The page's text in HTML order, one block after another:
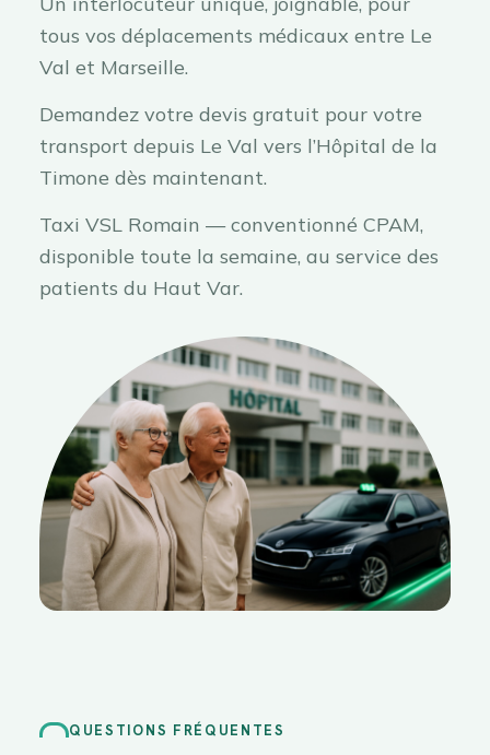
tous vos déplacements médicaux entre Le
Val et Marseille.
Demandez votre devis gratuit pour votre
transport depuis Le Val vers l’Hôpital de la
Timone dès maintenant.
Taxi VSL Romain — conventionné CPAM,
disponible toute la semaine, au service des
patients du Haut Var.
QUESTIONS FRÉQUENTES